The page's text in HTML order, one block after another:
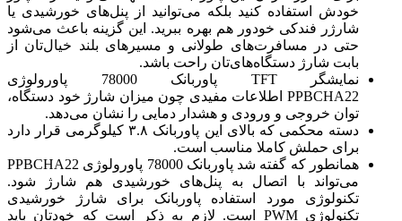
خودش استفاده کنید بلکه می‌توانید از پنل‌های خورشیدی یا
شارژر فندکی خودور هم بهره ببرید. این گزینه باعث می‌شود
حتی در مسافرت‌های طولانی و مسیرهای بلند خیال‌تان از
بابت شارژ دستگاه‌های‌تان راحت باشد.
نمایشگر TFT پاوربانک 78000 پاورولوژی
PPBCHA22 اطلاعات مفیدی چون میزان شارژ خود دستگاه،
توان خروجی و ورودی و هشدار دمایی را نشان می‌دهد.
دسته محکمی که بالای این پاوربانک ۳.۸ کیلوگرمی قرار دارد
برای حملش کاملا مناسب است.
همانطور که گفته شد پاوربانک 78000 پاورولوژی PPBCHA22
می‌تواند با اتصال به پنل‌های خورشیدی هم شارژ شود.
تکنولوژی مورد استفاده پاوربانک برای شارژ خورشیدی
تکنولوژی PWM است. لازم به ذکر است که خودتان باید